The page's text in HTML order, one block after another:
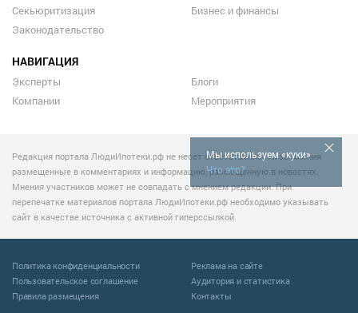
Мы используем «куки»
Что это?
Секьюритизация
Законодательство
Бизнес и финансы
НАВИГАЦИЯ
Эксперты
Компании
Блоги
Мероприятия
Редакция портала ЛюдиИпотеки.рф не несет ответственности за мнения
размещенные в комментариях и информацию, размещенную в новостях.
Мнения участников может не совпадать с мнением редакции. При
перепечатке материалов портала ЛюдиИпотеки.рф необходимо указывать
сайт в качестве источника с активной гиперссылкой.
Политика конфиденциальности
Пользовательское соглашение
Правила размещения
Реклама на сайте
Аудитория и статистика
Контакты